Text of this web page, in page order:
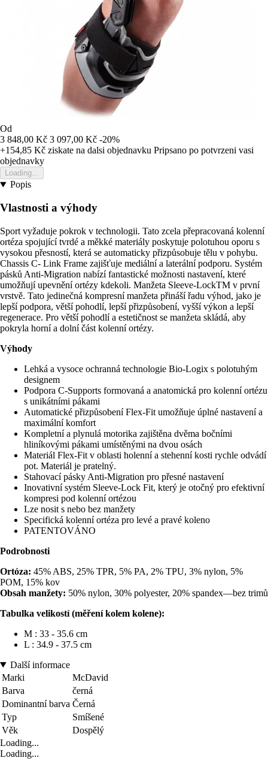
Od
3 848,00 Kč 3 097,00 Kč -20%
+154,85 Kč ziskate na dalsi objednavku Pripsano po potvrzeni vasi
objednavky
Loading...
Popis
Vlastnosti a výhody
Sport vyžaduje pokrok v technologii. Tato zcela přepracovaná kolenní
ortéza spojující tvrdé a měkké materiály poskytuje polotuhou oporu s
vysokou přesností, která se automaticky přizpůsobuje tělu v pohybu.
Chassis C- Link Frame zajišťuje mediální a laterální podporu. Systém
pásků Anti-Migration nabízí fantastické možnosti nastavení, které
umožňují upevnění ortézy kdekoli. Manžeta Sleeve-LockTM v první
vrstvě. Tato jedinečná kompresní manžeta přináší řadu výhod, jako je
lepší podpora, větší pohodlí, lepší přizpůsobení, vyšší výkon a lepší
regenerace. Pro větší pohodlí a estetičnost se manžeta skládá, aby
pokryla horní a dolní část kolenní ortézy.
Výhody
Lehká a vysoce ochranná technologie Bio-Logix s polotuhým
designem
Podpora C-Supports formovaná a anatomická pro kolenní ortézu
s unikátními pákami
Automatické přizpůsobení Flex-Fit umožňuje úplné nastavení a
maximální komfort
Kompletní a plynulá motorika zajištěna dvěma bočními
hliníkovými pákami umístěnými na dvou osách
Materiál Flex-Fit v oblasti holenní a stehenní kosti rychle odvádí
pot. Materiál je pratelný.
Stahovací pásky Anti-Migration pro přesné nastavení
Inovativní systém Sleeve-Lock Fit, který je otočný pro efektivní
kompresi pod kolenní ortézou
Lze nosit s nebo bez manžety
Specifická kolenní ortéza pro levé a pravé koleno
PATENTOVÁNO
Podrobnosti
Ortóza: 45% ABS, 25% TPR, 5% PA, 2% TPU, 3% nylon, 5%
POM, 15% kov
Obsah manžety: 50% nylon, 30% polyester, 20% spandex—bez trimů
Tabulka velikostí (měření kolem kolene):
M : 33 - 35.6 cm
L : 34.9 - 37.5 cm
Další informace
Marki
McDavid
Barva
černá
Dominantní barva Černá
Typ
Smíšené
Věk
Dospělý
Loading...
Loading...